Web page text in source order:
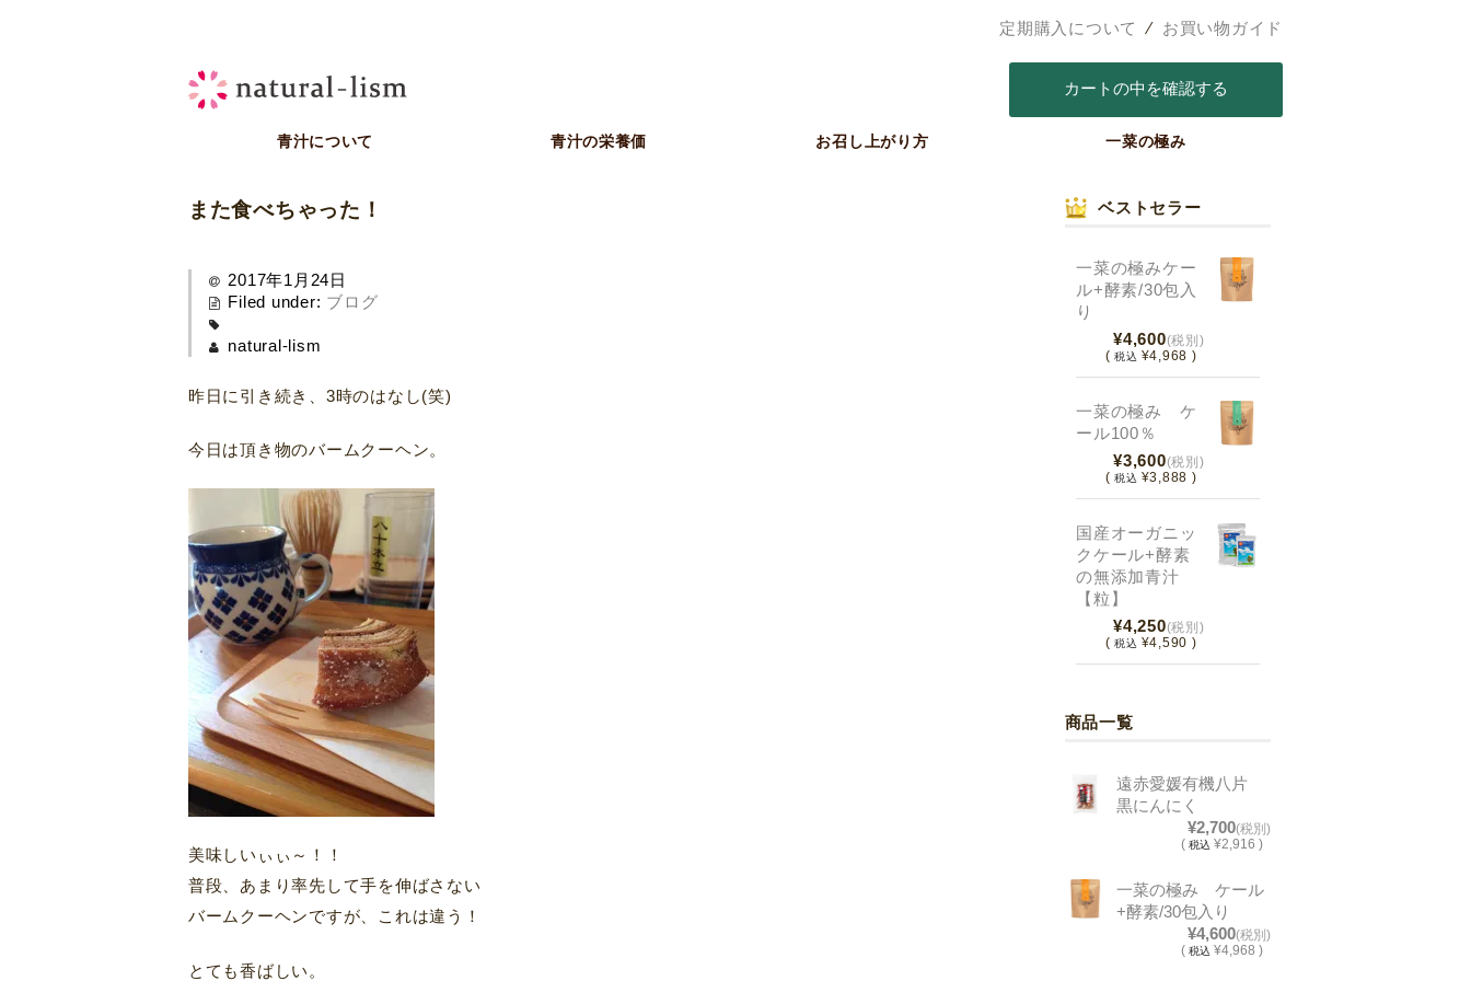
定期購入について ⁄ お買い物ガイド
青汁について 青汁の栄養価 お召し上がり方 一菜の極み
また食べちゃった！
2017年1月24日
Filed under: ブログ
natural-lism
昨日に引き続き、3時のはなし(笑)
今日は頂き物のバームクーヘン。
美味しいぃぃ～！！
普段、あまり率先して手を伸ばさない
バームクーヘンですが、これは違う！
とても香ばしい。
ベストセラー
一菜の極みケー
ル+酵素/30包入
り
¥4,600(税別)
(税込 ¥4,968 )
一菜の極み ケ
ール100％
¥3,600(税別)
(税込 ¥3,888 )
国産オーガニッ
クケール+酵素
の無添加青汁
【粒】
¥4,250(税別)
(税込 ¥4,590 )
商品一覧
遠赤愛媛有機八片
黒にんにく
¥2,700(税別)
(税込 ¥2,916 )
一菜の極み ケール
+酵素/30包入り
¥4,600(税別)
(税込 ¥4,968 )